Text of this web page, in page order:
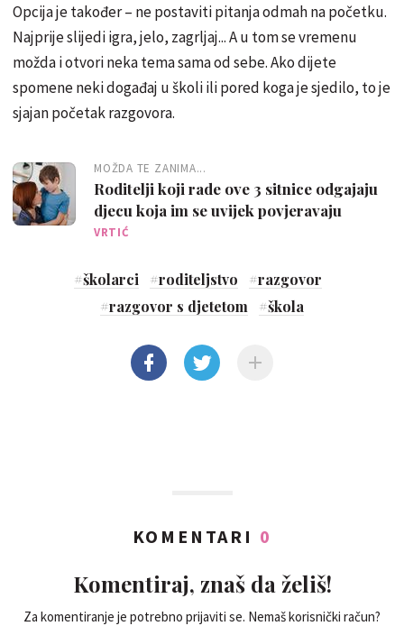
Opcija je također – ne postaviti pitanja odmah na početku.
Najprije slijedi igra, jelo, zagrljaj... A u tom se vremenu
možda i otvori neka tema sama od sebe. Ako dijete
spomene neki događaj u školi ili pored koga je sjedilo, to je
sjajan početak razgovora.
MOŽDA TE ZANIMA...
Roditelji koji rade ove 3 sitnice odgajaju
djecu koja im se uvijek povjeravaju
VRTIĆ
#školarci #roditeljstvo #razgovor
#razgovor s djetetom #škola
KOMENTARI 0
Komentiraj, znaš da želiš!
Za komentiranje je potrebno prijaviti se. Nemaš korisnički račun?